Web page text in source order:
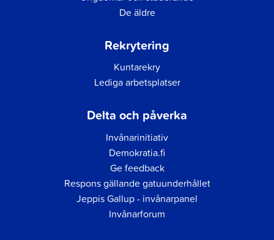
De äldre
Rekrytering
Kuntarekry
Lediga arbetsplatser
Delta och påverka
Invånarinitiativ
Demokratia.fi
Ge feedback
Respons gällande gatuunderhållet
Jeppis Gallup - invånarpanel
Invånarforum